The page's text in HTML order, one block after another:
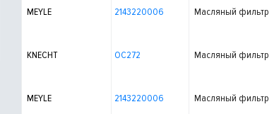
MEYLE 2143220006 Масляный фильтр
KNECHT OC272 Масляный фильтр
MEYLE 2143220006 Масляный фильтр